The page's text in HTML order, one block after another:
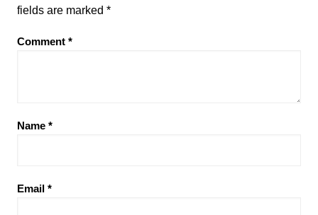
fields are marked *
Comment *
Name *
Email *